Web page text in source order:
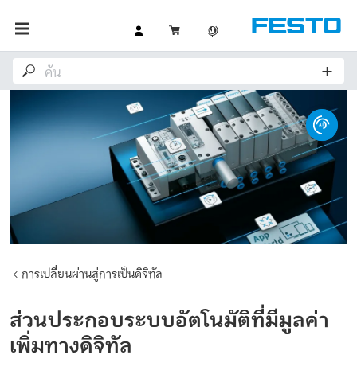
การเปลี่ยนผ่านสู่การเป็นดิจิทัล
ส่วนประกอบระบบอัตโนมัติที่มีมูลค่า
เพิ่มทางดิจิทัล